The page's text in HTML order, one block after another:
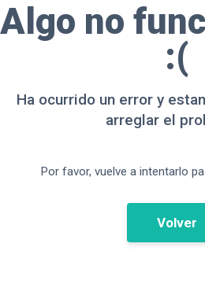
Algo no
:(
Ha ocurrido un error y
arreglar el
Por favor, vuelve a intentarlo
Volver